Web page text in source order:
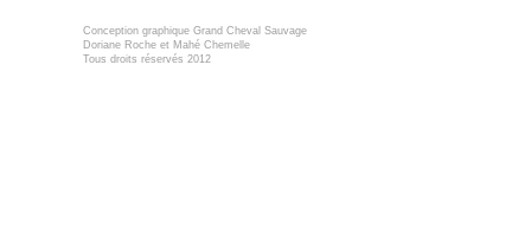
Conception graphique Grand Cheval Sauvage
Doriane Roche et Mahé Chemelle
Tous droits réservés 2012